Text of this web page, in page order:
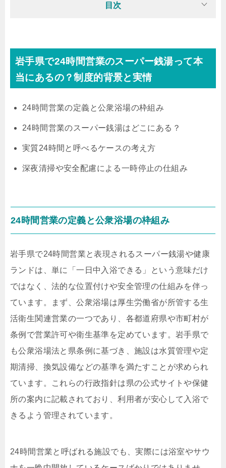
目次
岩手県で24時間営業のスーパー銭湯って本
当にあるの？制度的背景と実情
24時間営業の定義と公衆浴場の枠組み
24時間営業のスーパー銭湯はどこにある？
実質24時間と呼べるケースの考え方
深夜清掃や安全配慮による一時停止の仕組み
24時間営業の定義と公衆浴場の枠組み
岩手県で24時間営業と表現されるスーパー銭湯や健康
ランドは、単に「一日中入浴できる」という意味だけ
ではなく、法的な位置付けや安全管理の仕組みを伴っ
ています。まず、公衆浴場は厚生労働省が所管する生
活衛生関連営業の一つであり、各都道府県や市町村が
条例で営業許可や衛生基準を定めています。岩手県で
も公衆浴場法と県条例に基づき、施設は水質管理や定
期清掃、換気設備などの基準を満たすことが求められ
ています。これらの行政指針は県の公式サイトや保健
所の案内に記載されており、利用者が安心して入浴で
きるよう管理されています。
24時間営業と呼ばれる施設でも、実際には浴室やサウ